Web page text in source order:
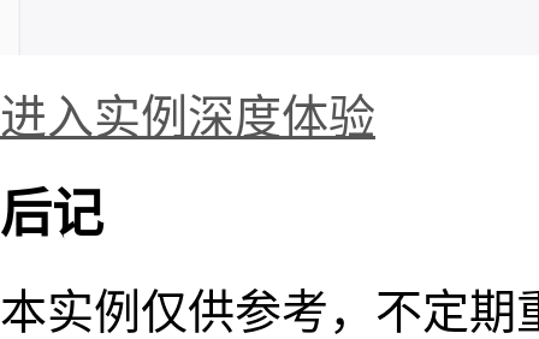
进入实例深度体验
后记
本实例仅供参考，不定期